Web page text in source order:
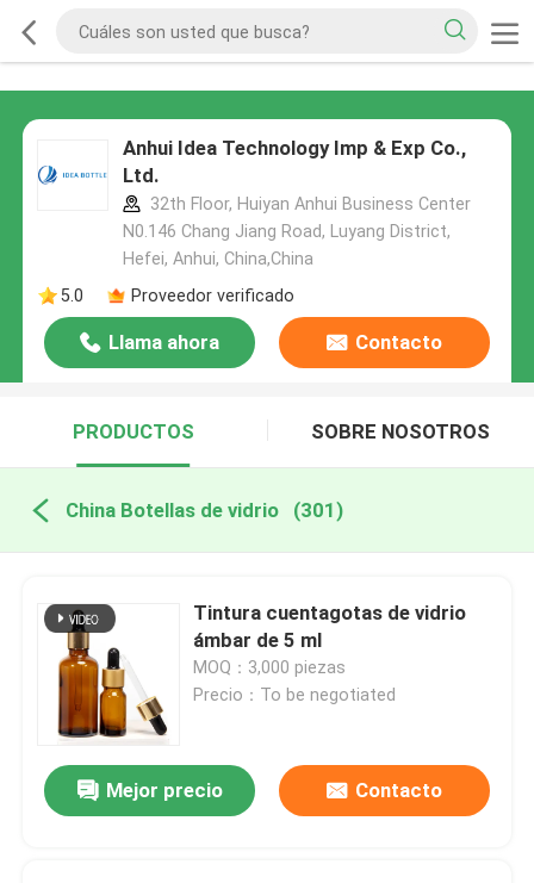
Anhui Idea Technology Imp & Exp Co.,
Ltd.
32th Floor, Huiyan Anhui Business Center
N0.146 Chang Jiang Road, Luyang District,
Hefei, Anhui, China,China
5.0
Proveedor verificado
Llama ahora Contacto
PRODUCTOS SOBRE NOSOTROS
China Botellas de vidrio (301)
Tintura cuentagotas de vidrio
ámbar de 5 ml
MOQ：3,000 piezas
Precio：To be negotiated
Mejor precio Contacto